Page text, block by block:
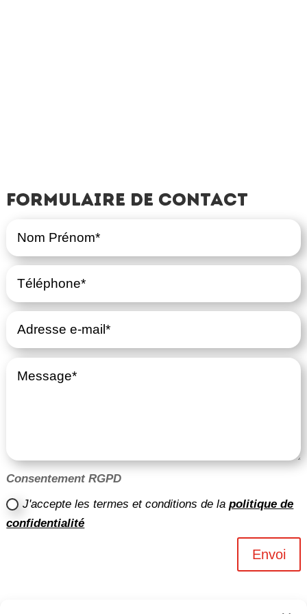
Formulaire de contact
Consentement RGPD
J'accepte les termes et conditions de lapolitique de
confidentialité
Envoi